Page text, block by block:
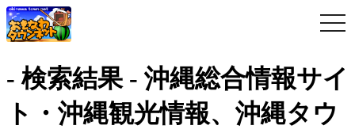
- 検索結果 - 沖縄総合情報サイ
ト・沖縄観光情報、沖縄タウ